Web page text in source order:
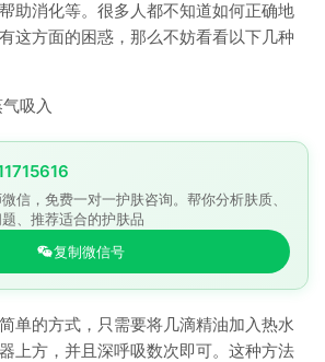
助消化等。很多人都不知道如何正确地
这方面的困惑，那么不妨看看以下几种
吸入
信，免费一对一护肤咨询。帮你分析肤质、
、推荐适合的护肤品
复制微信号
单的方式，只需要将几滴精油加入热水
上方，并且深呼吸数次即可。这种方法